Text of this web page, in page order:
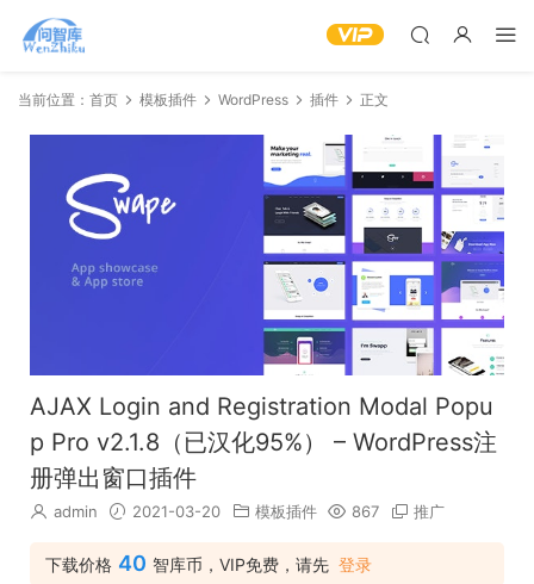
当前位置： 首页 模板插件 WordPress 插件 正文
AJAX Login and Registration Modal Popu
p Pro v2.1.8（已汉化95%） – WordPress注
册弹出窗口插件
admin 2021-03-20 模板插件 867 推广
下载价格 40 智库币，VIP免费，请先 登录